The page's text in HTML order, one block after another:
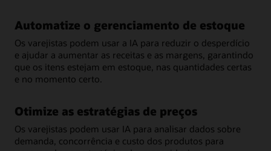
Automatize o gerenciamento de estoque
Os varejistas podem usar a IA para reduzir o desperdício
e ajudar a aumentar as receitas e as margens, garantindo
que os itens estejam em estoque, nas quantidades certas
e no momento certo.
Otimize as estratégias de preços
Os varejistas podem usar IA para analisar dados sobre
demanda, concorrência e custo dos produtos para